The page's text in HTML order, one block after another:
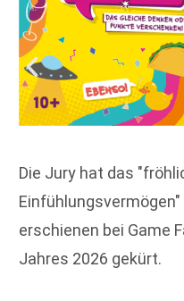
Die Jury hat das
Einfühlungsvermögen"
erschienen bei Game
Jahres 2026 gekürt.